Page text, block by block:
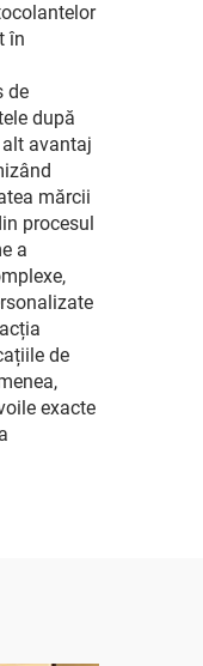
în
de
după
avantaj
mărcii
procesul
a
de
exacte